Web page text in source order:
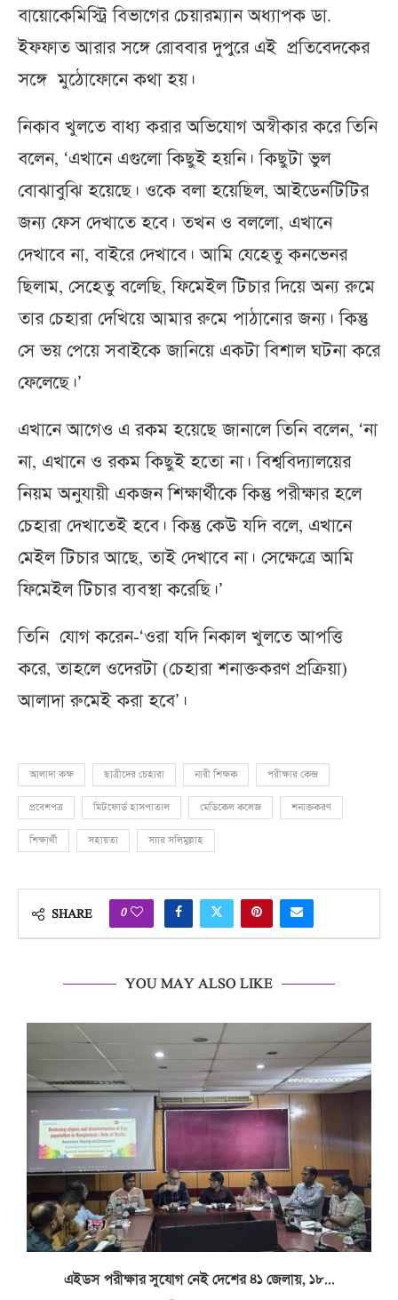
বায়োকেমিস্ট্রি বিভাগের চেয়ারম্যান অধ্যাপক ডা.
ইফফাত আরার সঙ্গে রোববার দুপুরে এই প্রতিবেদকের
সঙ্গে মুঠোফোনে কথা হয়।
নিকাব খুলতে বাধ্য করার অভিযোগ অস্বীকার করে তিনি
বলেন, ‘এখানে এগুলো কিছুই হয়নি। কিছুটা ভুল
বোঝাবুঝি হয়েছে। ওকে বলা হয়েছিল, আইডেনটিটির
জন্য ফেস দেখাতে হবে। তখন ও বললো, এখানে
দেখাবে না, বাইরে দেখাবে। আমি যেহেতু কনভেনর
ছিলাম, সেহেতু বলেছি, ফিমেইল টিচার দিয়ে অন্য রুমে
তার চেহারা দেখিয়ে আমার রুমে পাঠানোর জন্য। কিন্তু
সে ভয় পেয়ে সবাইকে জানিয়ে একটা বিশাল ঘটনা করে
ফেলেছে।’
এখানে আগেও এ রকম হয়েছে জানালে তিনি বলেন, ‘না
না, এখানে ও রকম কিছুই হতো না। বিশ্ববিদ্যালয়ের
নিয়ম অনুযায়ী একজন শিক্ষার্থীকে কিন্তু পরীক্ষার হলে
চেহারা দেখাতেই হবে। কিন্তু কেউ যদি বলে, এখানে
মেইল টিচার আছে, তাই দেখাবে না। সেক্ষেত্রে আমি
ফিমেইল টিচার ব্যবস্থা করেছি।’
তিনি যোগ করেন-‘ওরা যদি নিকাল খুলতে আপত্তি
করে, তাহলে ওদেরটা (চেহারা শনাক্তকরণ প্রক্রিয়া)
আলাদা রুমেই করা হবে’।
আলাদা কক্ষ ছাত্রীদের চেহারা নারী শিক্ষক পরীক্ষার কেন্দ্র
প্রবেশপত্র মিটফোর্ড হাসপাতাল মেডিকেল কলেজ শনাক্তকরণ
শিক্ষার্থী সহায়তা স্যার সলিমুল্লাহ
SHARE 0
YOU MAY ALSO LIKE
এইডস পরীক্ষার সুযোগ নেই দেশের ৪১ জেলায়, ১৮...